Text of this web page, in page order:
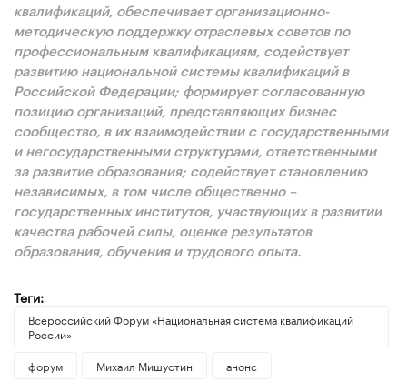
квалификаций, обеспечивает организационно-
методическую поддержку отраслевых советов по
профессиональным квалификациям, содействует
развитию национальной системы квалификаций в
Российской Федерации; формирует согласованную
позицию организаций, представляющих бизнес
сообщество, в их взаимодействии с государственными
и негосударственными структурами, ответственными
за развитие образования; содействует становлению
независимых, в том числе общественно –
государственных институтов, участвующих в развитии
качества рабочей силы, оценке результатов
образования, обучения и трудового опыта.
Теги:
Всероссийский Форум «Национальная система квалификаций
России»
форум
Михаил Мишустин
анонс